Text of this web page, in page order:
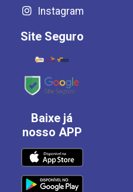
Instagram
Site Seguro
Baixe já
nosso APP